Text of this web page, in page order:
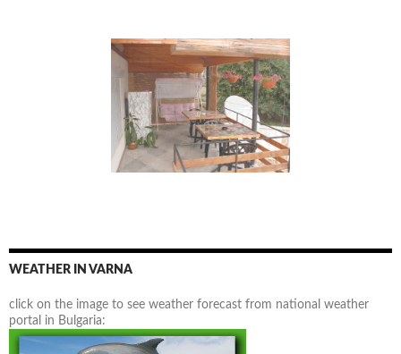
WEATHER IN VARNA
click on the image to see weather forecast from national weather
portal in Bulgaria: